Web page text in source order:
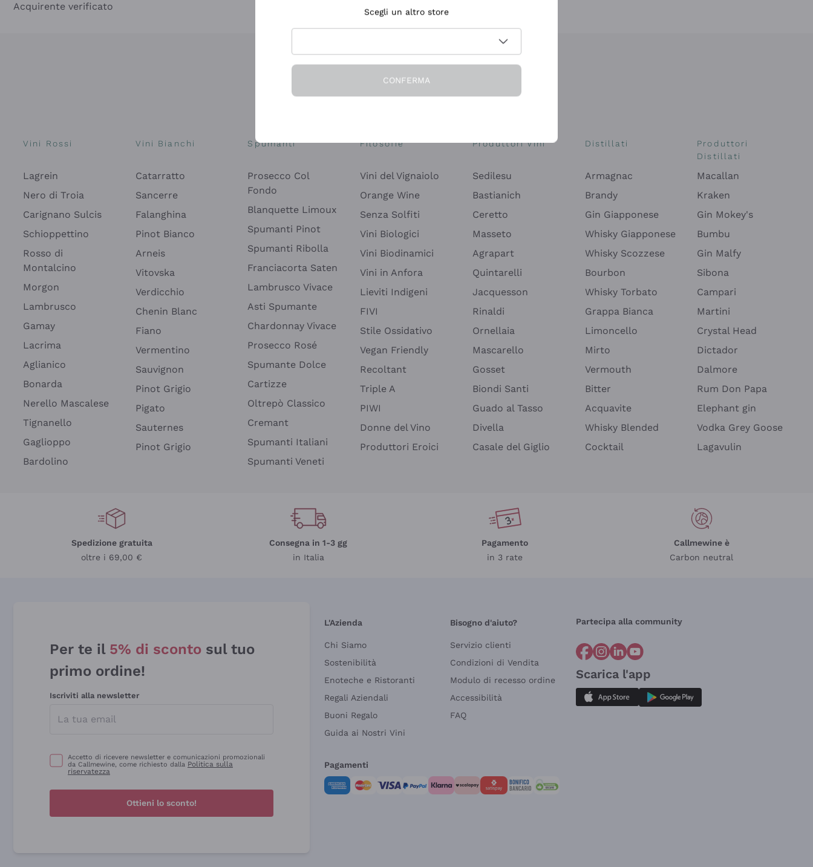
Acquirente verificato
Esplora il catalogo
Vini Rossi
Lagrein
Nero di Troia
Carignano Sulcis
Schioppettino
Rosso di
Montalcino
Morgon
Lambrusco
Gamay
Lacrima
Aglianico
Bonarda
Nerello Mascalese
Tignanello
Gaglioppo
Bardolino
Vini Bianchi
Catarratto
Sancerre
Falanghina
Pinot Bianco
Arneis
Vitovska
Verdicchio
Chenin Blanc
Fiano
Vermentino
Sauvignon
Pinot Grigio
Pigato
Sauternes
Pinot Grigio
Spumanti
Prosecco Col
Fondo
Blanquette Limoux
Spumanti Pinot
Spumanti Ribolla
Franciacorta Saten
Lambrusco Vivace
Asti Spumante
Chardonnay Vivace
Prosecco Rosé
Spumante Dolce
Cartizze
Oltrepò Classico
Cremant
Spumanti Italiani
Spumanti Veneti
Filosofie
Vini del Vignaiolo
Orange Wine
Senza Solfiti
Vini Biologici
Vini Biodinamici
Vini in Anfora
Lieviti Indigeni
FIVI
Stile Ossidativo
Vegan Friendly
Recoltant
Triple A
PIWI
Donne del Vino
Produttori Eroici
Produttori Vini
Sedilesu
Bastianich
Ceretto
Masseto
Agrapart
Quintarelli
Jacquesson
Rinaldi
Ornellaia
Mascarello
Gosset
Biondi Santi
Guado al Tasso
Divella
Casale del Giglio
Distillati
Armagnac
Brandy
Gin Giapponese
Whisky Giapponese
Whisky Scozzese
Bourbon
Whisky Torbato
Grappa Bianca
Limoncello
Mirto
Vermouth
Bitter
Acquavite
Whisky Blended
Cocktail
Produttori
Distillati
Macallan
Kraken
Gin Mokey's
Bumbu
Gin Malfy
Sibona
Campari
Martini
Crystal Head
Dictador
Dalmore
Rum Don Papa
Elephant gin
Vodka Grey Goose
Lagavulin
Spedizione gratuita
oltre i 69,00 €
Consegna in 1-3 gg
in Italia
Pagamento
in 3 rate
Callmewine è
Carbon neutral
Per te il 5% di sconto sul tuo
primo ordine!
Iscriviti alla newsletter
Accetto di ricevere newsletter e comunicazioni promozionali
da Callmewine, come richiesto dalla Politica sulla
riservatezza
Ottieni lo sconto!
L'Azienda
Chi Siamo
Sostenibilità
Enoteche e Ristoranti
Regali Aziendali
Buoni Regalo
Guida ai Nostri Vini
Bisogno d'aiuto?
Servizio clienti
Condizioni di Vendita
Modulo di recesso ordine
Accessibilità
FAQ
Partecipa alla community
Scarica l'app
Pagamenti
Scegli un altro store
CONFERMA